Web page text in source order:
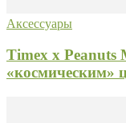
Аксессуары
Timex x
«космическим»